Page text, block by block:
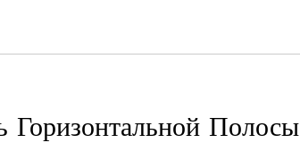
Горизонтальной Полосы